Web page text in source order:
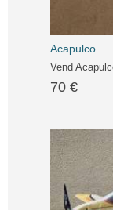
Acapulco
Vend
70 €